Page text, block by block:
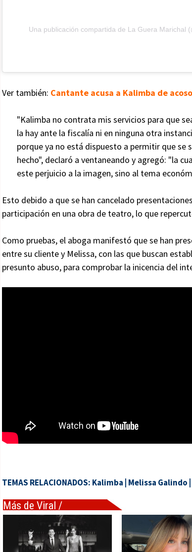
Una publicación compartida de La Guera Marichal
Ver también: Cantante acusa a Kalimba de
"Kalimba no contrata mis servicios para que
la hay ante la fiscalía ni en ninguna otra
porque ya no está dispuesto a permitir que se
hecho", declaró a ventaneando y agregó: "la
este perjuicio a la imagen, sino al tema
Esto debido a que se han cancelado
participación en una obra de teatro, lo que
Como pruebas, el aboga manifestó que se han
entre su cliente y Melissa, con las que buscan
presunto abuso, para comprobar la inicencia del
TEMAS RELACIONADOS: Kalimba Melissa Galindo
Más de Viral /
Tendencias